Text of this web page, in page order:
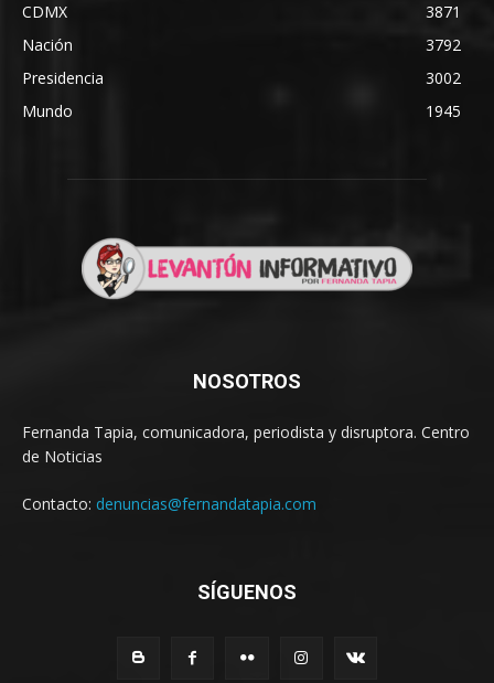
CDMX
3871
Nación
3792
Presidencia
3002
Mundo
1945
NOSOTROS
Fernanda Tapia, comunicadora, periodista y disruptora. Centro
de Noticias
Contacto: denuncias@fernandatapia.com
SÍGUENOS